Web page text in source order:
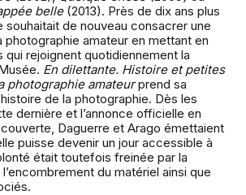
belle(2013). Près de dix ans plus
souhaitait de nouveau consacrer une
photographie amateur en mettant en
qui rejoignent quotidiennement la
En dilettante. Histoire et petites
photographie amateurprend sa
de la photographie. Dès les
dernière et l’annonce officielle en
Daguerre et Arago émettaient
puisse devenir un jour accessible à
était toutefois freinée par la
du matériel ainsi que